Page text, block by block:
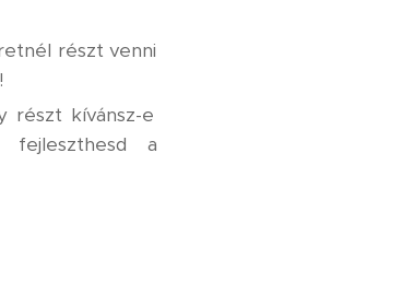
részt venni
részt kívánsz-e
fejleszthesd a